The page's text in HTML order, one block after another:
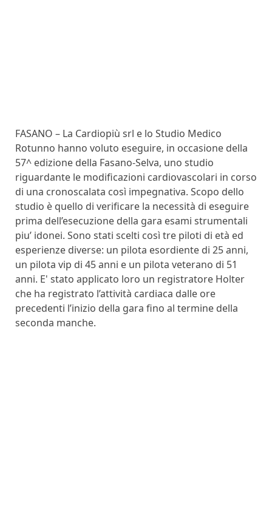
FASANO – La Cardiopiù srl e lo Studio Medico
Rotunno hanno voluto eseguire, in occasione della
57^ edizione della Fasano-Selva, uno studio
riguardante le modificazioni cardiovascolari in corso
di una cronoscalata così impegnativa. Scopo dello
studio è quello di verificare la necessità di eseguire
prima dell’esecuzione della gara esami strumentali
piu’ idonei. Sono stati scelti così tre piloti di età ed
esperienze diverse: un pilota esordiente di 25 anni,
un pilota vip di 45 anni e un pilota veterano di 51
anni. E' stato applicato loro un registratore Holter
che ha registrato l’attività cardiaca dalle ore
precedenti l’inizio della gara fino al termine della
seconda manche.